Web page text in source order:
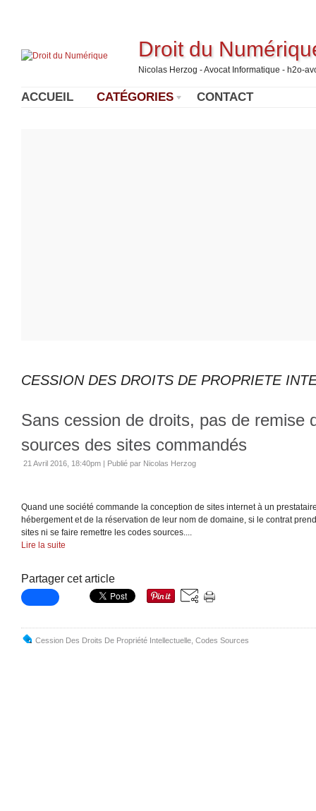
Droit du
Nicolas Herzog - Avocat Informatique - h2o-
ACCUEIL CATÉGORIES CONTACT
CESSION DES DROITS DE PROPRIETE
Sans cession de droits, pas de remise
sources des sites commandés
21 Avril 2016, 18:40pm | Publié par Nicolas Herzog
Quand une société commande la conception de sites internet à un
hébergement et de la réservation de leur nom de domaine, si le contrat
sites ni se faire remettre les codes sources....
Lire la suite
Partager cet article
Cession Des Droits De Propriété Intellectuelle Codes Sources